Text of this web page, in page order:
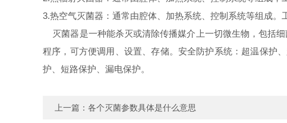
3.热空气灭菌器：通常由腔体、加热系统、控制系统等组成。
灭菌器是一种能杀灭或清除传播媒介上一切微生物，包括
程序，可方便调用、设置、存储。安全防护系统：超温保护
护、短路保护、漏电保护。
上一篇： 各个灭菌参数具体是什么意思